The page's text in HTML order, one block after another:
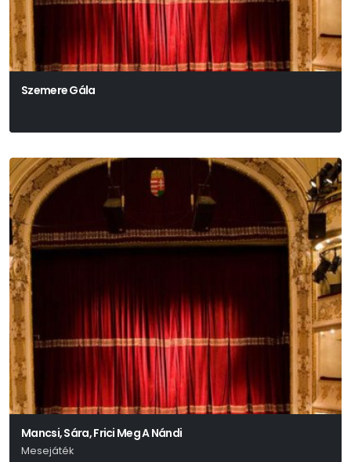
Szemere Gála
Mancsi, Sára, Frici Meg A Nándi
Mesejáték